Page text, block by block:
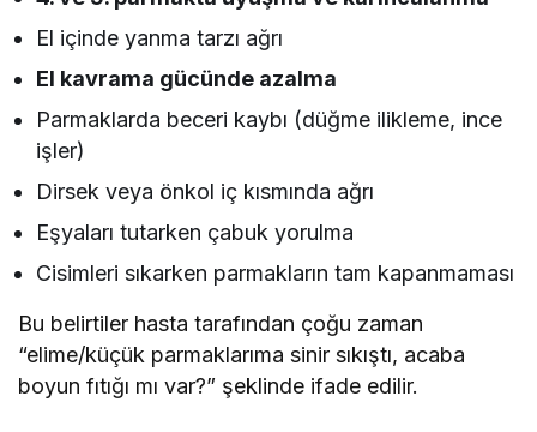
El içinde yanma tarzı ağrı
El kavrama gücünde azalma
Parmaklarda beceri kaybı (düğme ilikleme, ince
işler)
Dirsek veya önkol iç kısmında ağrı
Eşyaları tutarken çabuk yorulma
Cisimleri sıkarken parmakların tam kapanmaması
Bu belirtiler hasta tarafından çoğu zaman
“elime/küçük parmaklarıma sinir sıkıştı, acaba
boyun fıtığı mı var?” şeklinde ifade edilir.